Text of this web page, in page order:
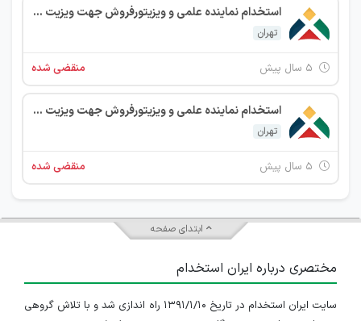
استخدام نماینده علمی و ویزیتورفروش جهت ویزیت پزشک و داروخانه
تهران
منقضی شده
استخدام نماینده علمی و ویزیتورفروش جهت ویزیت پزشک و داروخانه
تهران
منقضی شده
ابتدای صفحه
مختصری درباره ایران استخدام
سایت ایران استخدام در تاریخ ۱۳۹۱/۱/۱۰ راه اندازی شد و با تلاش گروهی